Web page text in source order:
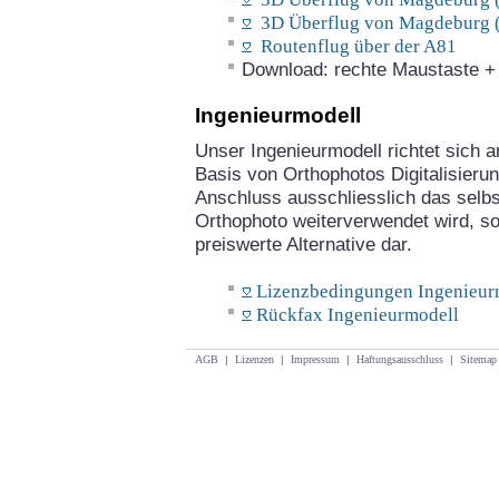
3D Überflug von Magdeburg
Routenflug über der A81
Download: rechte Maustaste
Ingenieurmodell
Unser Ingenieurmodell richtet sich
Basis von Orthophotos
Anschluss ausschliesslich das
Orthophoto weiterverwendet wird,
preiswerte Alternative dar.
Lizenzbedingungen
Rückfax Ingenieurmodell
AGB | Lizenzen | Impressum | Haftungsausschluss | Sitemap